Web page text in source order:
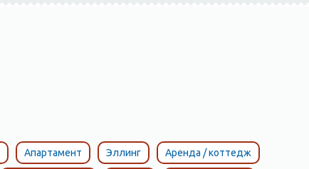
Апартамент Эллинг Аренда / коттедж